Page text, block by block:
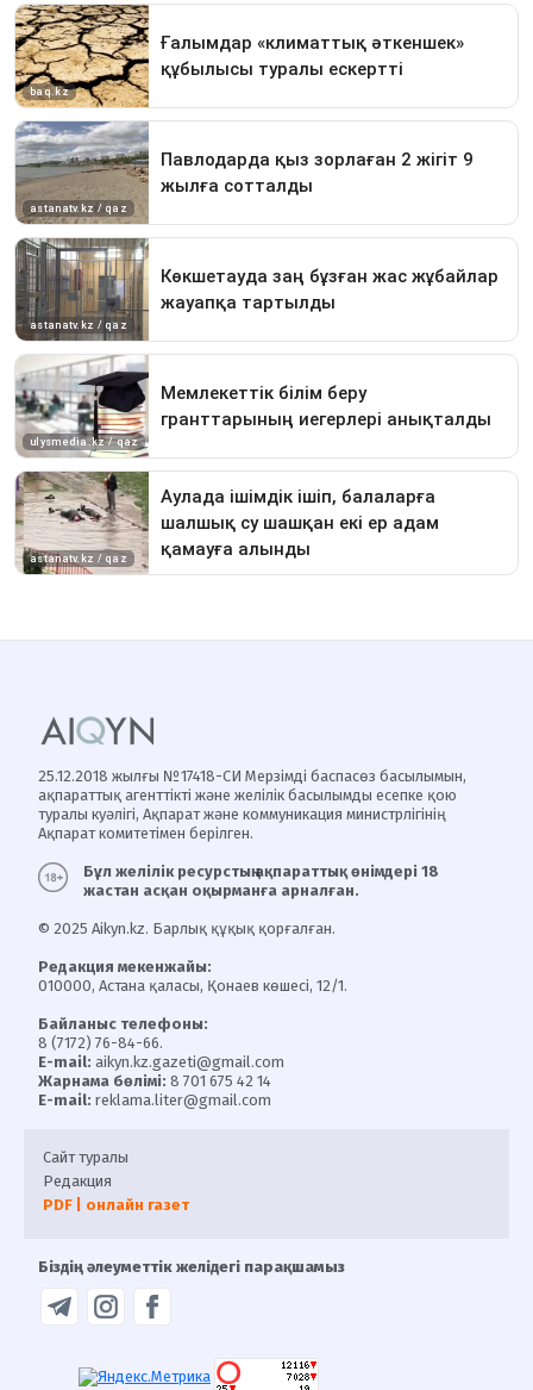
25.12.2018 жылғы №17418-СИ Мерзімді баспасөз басылымын,
ақпараттық агенттікті және желілік басылымды есепке қою
туралы куәлігі, Ақпарат және коммуникация министрлігінің
Ақпарат комитетімен берілген.
Бұл желілік ресурстың ақпараттық өнімдері 18
жастан асқан оқырманға арналған.
© 2025 Aikyn.kz. Барлық құқық қорғалған.
Редакция мекенжайы:
010000, Астана қаласы, Қонаев көшесі, 12/1.
Байланыс телефоны:
8 (7172) 76-84-66.
E-mail: aikyn.kz.gazeti@gmail.com
Жарнама бөлімі: 8 701 675 42 14
E-mail: reklama.liter@gmail.com
Сайт туралы
Редакция
PDF | онлайн газет
Біздің әлеуметтік желідегі парақшамыз